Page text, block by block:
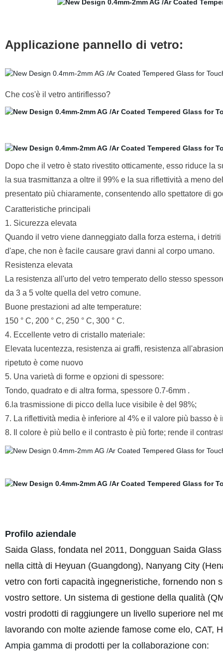
Applicazione pannello di vetro:
Che cos'è il vetro antiriflesso?
Dopo che il vetro è stato rivestito otticamente, esso riduce la
la sua trasmittanza a oltre il 99% e la sua riflettività a meno
presentato più chiaramente, consentendo allo spettatore di
Caratteristiche principali
1. Sicurezza elevata
Quando il vetro viene danneggiato dalla forza esterna, i
d'ape, che non è facile causare gravi danni al corpo umano.
Resistenza elevata
La resistenza all'urto del vetro temperato dello stesso
da 3 a 5 volte quella del vetro comune.
Buone prestazioni ad alte temperature:
150 ° C, 200 ° C, 250 ° C, 300 ° C.
4. Eccellente vetro di cristallo materiale:
Elevata lucentezza, resistenza ai graffi, resistenza
ripetuto è come nuovo
5. Una varietà di forme e opzioni di spessore:
Tondo, quadrato e di altra forma, spessore 0.7-6mm .
6.la trasmissione di picco della luce visibile è del 98%;
7. La riflettività media è inferiore al 4% e il valore più basso è
8. Il colore è più bello e il contrasto è più forte; rende il
Profilo aziendale
Saida Glass, fondata nel 2011, Dongguan Saida
nella città di Heyuan (Guangdong), Nanyang City
vetro con forti capacità ingegneristiche, fornendo non
vostro settore. Un sistema di gestione della qualità
vostri prodotti di raggiungere un livello superiore nel
lavorando con molte aziende famose come elo, CAT,
Ampia gamma di prodotti per la collaborazione con: